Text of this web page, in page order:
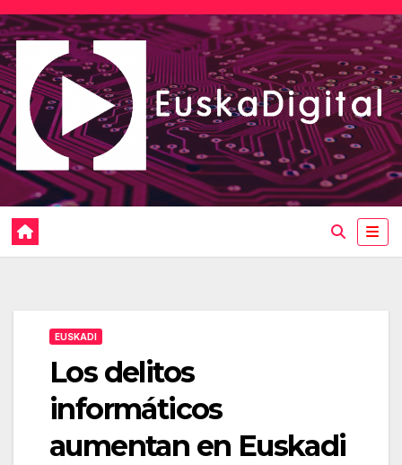
Saltar
al
contenido
EUSKADI
Los delitos
informáticos
aumentan en Euskadi